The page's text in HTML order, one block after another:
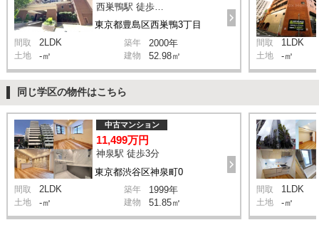
東京都豊島区西巣鴨3丁目
間取 2LDK 築年 2000年
土地 -㎡ 建物 52.98㎡
間取 1LDK
土地 -㎡
同じ学区の物件はこちら
東京都渋谷区神泉町0
中古マンション
11,499万円
神泉駅 徒歩3分
間取 2LDK 築年 1999年
土地 -㎡ 建物 51.85㎡
間取 1LDK
土地 -㎡